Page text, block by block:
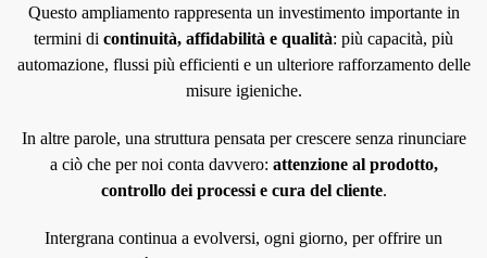
Questo ampliamento rappresenta un investimento importante in
termini di continuità, affidabilità e qualità: più capacità, più
automazione, flussi più efficienti e un ulteriore rafforzamento delle
misure igieniche.
In altre parole, una struttura pensata per crescere senza rinunciare
a ciò che per noi conta davvero: attenzione al prodotto,
controllo dei processi e cura del cliente.
Intergrana continua a evolversi, ogni giorno, per offrire un